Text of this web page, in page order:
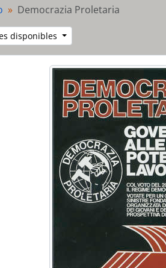
AC_aff_0634 - Non à la politique
AC_aff_0635 - Pourquoi l'énergie
AC_aff_0636 - Aïre, Châtelaine,
AC_aff_0637 - Victoire des
AC_aff_0638 - Pour célébrer la
AC_aff_0639 - Portes ouvertes à la
AC_aff_0641 - Bicentenaire des
AC_aff_0642 - Le nucléaire des S.I.
AC_aff_0644 - Projections de films
AC_aff_0646 - Pulsions
AC_aff_0647 - Retraités
AC_aff_0648 - Angola 11 novembre
AC_aff_0649 - Anniversaire de la
AC_aff_0650 - Entre-temps, de
AC_aff_0651 - Affiche déclaration
AC_aff_0652 - Affiche déclaration
AC_aff_0653 - Affiche déclaration
Democrazia Proletaria
disponibles